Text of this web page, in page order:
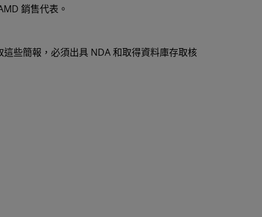
銷售代表。
些簡報，必須出具 NDA 和取得資料庫存取核